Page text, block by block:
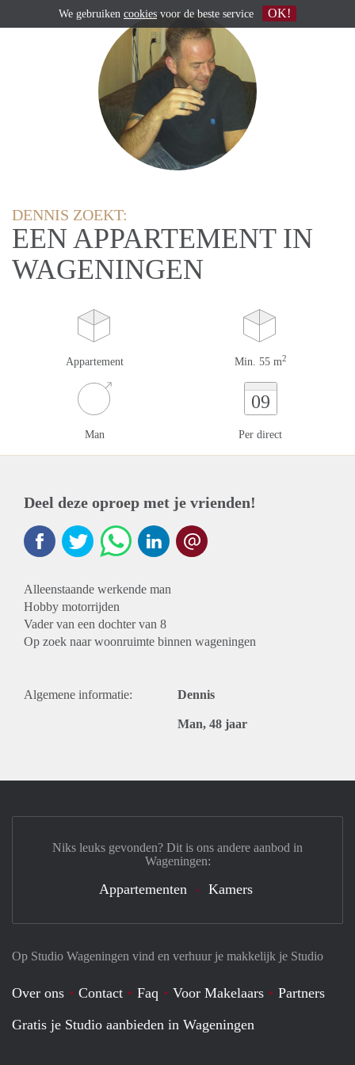
DENNIS ZOEKT:
EEN APPARTEMENT IN
WAGENINGEN
Appartement Min. 55 m2
Man
09
Per direct
Deel deze oproep met je vrienden!
Alleenstaande werkende man
Hobby motorrijden
Vader van een dochter van 8
Op zoek naar woonruimte binnen wageningen
Algemene informatie: Dennis
Man, 48 jaar
Op Studio Wageningen vind en verhuur je makkelijk je Studio
Over ons Contact Faq Voor Makelaars
Partners
Gratis je Studio aanbieden in Wageningen
Niks leuks gevonden? Dit is ons andere aanbod in
Wageningen:
Appartementen Kamers
We gebruiken cookies voor de beste service OK!